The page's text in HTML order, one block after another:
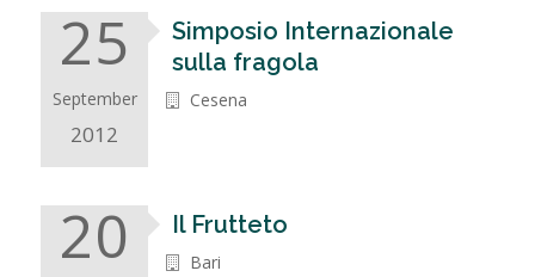
25
September
2012
Simposio Internazionale
sulla fragola
Cesena
20 Il Frutteto
Bari